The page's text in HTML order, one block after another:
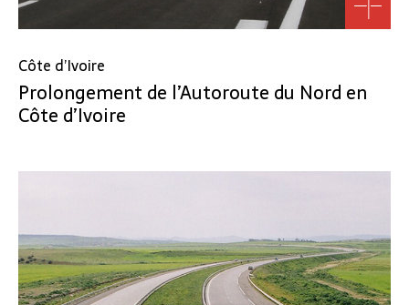
Côte d’Ivoire
Prolongement de l’Autoroute du Nord en
Côte d’Ivoire